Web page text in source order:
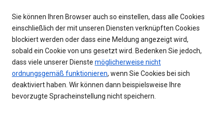
Sie können Ihren Browser auch so einstellen, dass alle Cookies
einschließlich der mit unseren Diensten verknüpften Cookies
blockiert werden oder dass eine Meldung angezeigt wird,
sobald ein Cookie von uns gesetzt wird. Bedenken Sie jedoch,
dass viele unserer Dienste möglicherweise nicht
ordnungsgemäß funktionieren, wenn Sie Cookies bei sich
deaktiviert haben. Wir können dann beispielsweise Ihre
bevorzugte Spracheinstellung nicht speichern.